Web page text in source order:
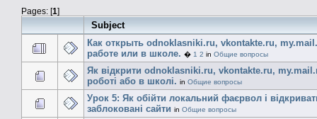
Pages: [1]
Subject
Как открыть odnoklasniki.ru, vkontakte.ru,
работе или в школе. � 1 2 in Общие вопросы
Як відкрити odnoklasniki.ru, vkontakte.ru,
роботі або в школі. in Общие вопросы
Урок 5: Як обійти локальний фаєрвол і
заблоковані сайти in Общие вопросы